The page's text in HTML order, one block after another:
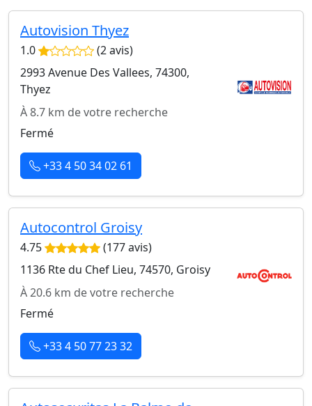
Autovision Thyez
1.0
(2 avis)
2993 Avenue Des Vallees, 74300,
Thyez
À 8.7 km de votre recherche
Fermé
+33 4 50 34 02 61
Autocontrol Groisy
4.75
(177 avis)
1136 Rte du Chef Lieu, 74570, Groisy
À 20.6 km de votre recherche
Fermé
+33 4 50 77 23 32